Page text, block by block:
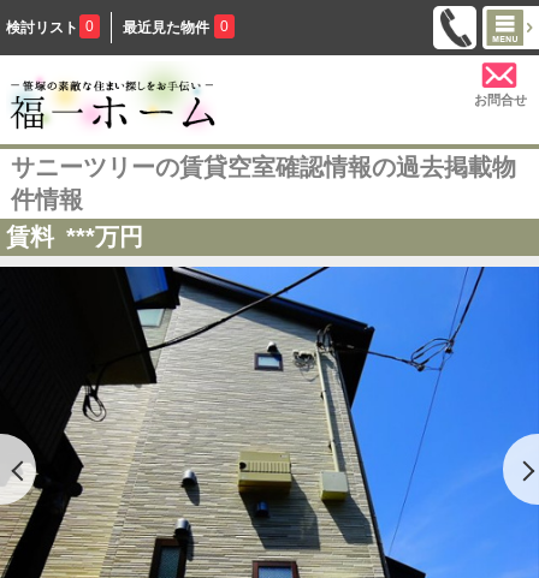
検討リスト 0 最近見た物件 0
お問合せ
サニーツリーの賃貸空室確認情報の過去掲載物
件情報
賃料 ***万円